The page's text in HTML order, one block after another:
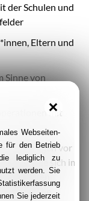
der Schulen und
Eltern und
von
mit
vor
die sich im
Die
Webseiten-
für den Betrieb
lediglich zu
werden. Sie
Sie jederzeit